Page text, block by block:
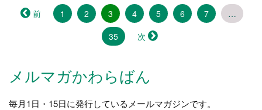
前 1 2 3 （こ
の
ペ
ー
4 5 6 7
…
35
次
メルマガかわらばん
毎月1日・15日に発行しているメールマガジンです。